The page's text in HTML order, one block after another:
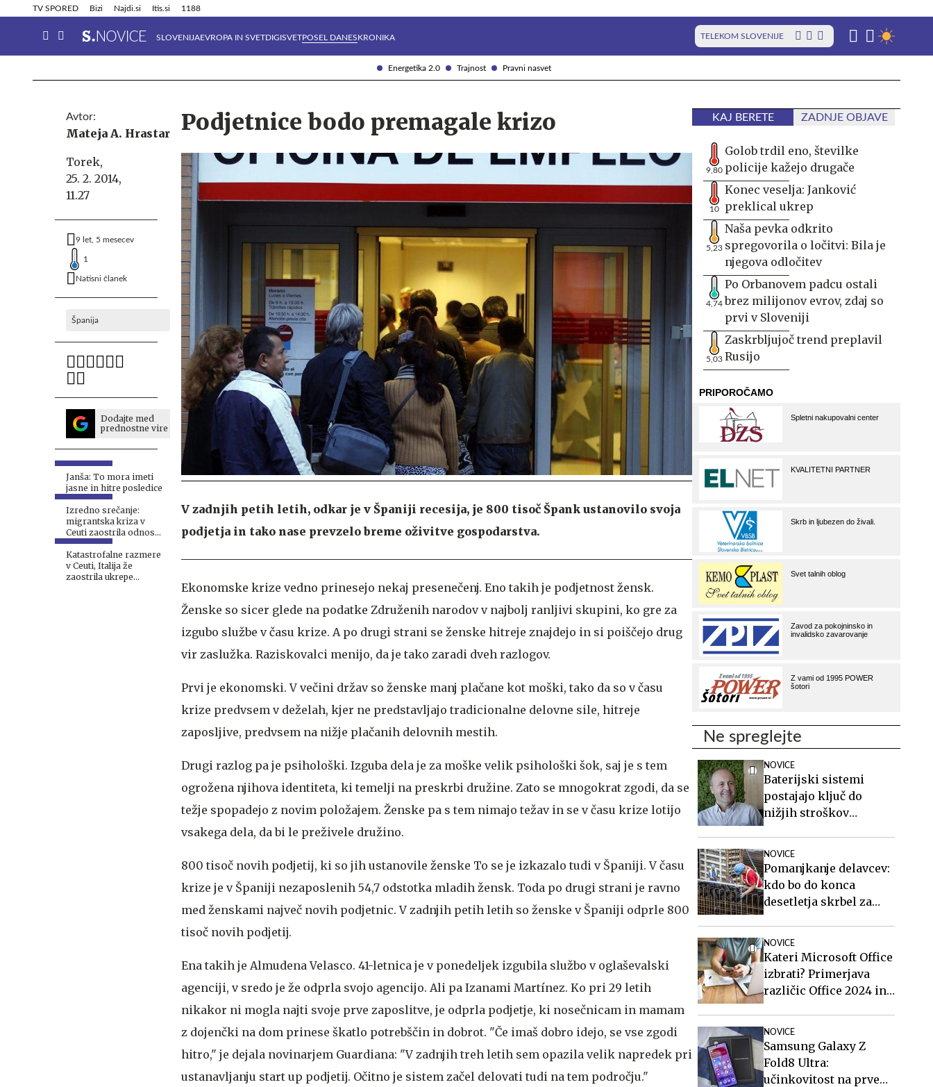
Energetika 2.0 Trajnost Pravni nasvet
TV SPORED Bizi Najdi.si Itis.si 1188
SLOVENIJAEVROPA IN SVETDIGISVETPOSEL DANESKRONIKA TELEKOM SLOVENIJE
Info in obvestila Tehnik
Avtor:
Mateja A. Hrastar
Torek,
25. 2. 2014,
11.27
9 let, 5 mesecev
1
Natisni članek
Španija
Dodajte med
prednostne vire
Janša: To mora imeti
jasne in hitre posledice
Izredno srečanje:
migrantska kriza v
Ceuti zaostrila odnose
v EU
Katastrofalne razmere
v Ceuti, Italija že
zaostrila ukrepe
Podjetnice bodo premagale krizo
V zadnjih petih letih, odkar je v Španiji recesija, je 800 tisoč Špank ustanovilo svoja
podjetja in tako nase prevzelo breme oživitve gospodarstva.
Ekonomske krize vedno prinesejo nekaj presenečenj. Eno takih je podjetnost žensk.
Ženske so sicer glede na podatke Združenih narodov v najbolj ranljivi skupini, ko gre za
izgubo službe v času krize. A po drugi strani se ženske hitreje znajdejo in si poiščejo drug
vir zaslužka. Raziskovalci menijo, da je tako zaradi dveh razlogov.
Prvi je ekonomski. V večini držav so ženske manj plačane kot moški, tako da so v času
krize predvsem v deželah, kjer ne predstavljajo tradicionalne delovne sile, hitreje
zaposljive, predvsem na nižje plačanih delovnih mestih.
Drugi razlog pa je psihološki. Izguba dela je za moške velik psihološki šok, saj je s tem
ogrožena njihova identiteta, ki temelji na preskrbi družine. Zato se mnogokrat zgodi, da se
težje spopadejo z novim položajem. Ženske pa s tem nimajo težav in se v času krize lotijo
vsakega dela, da bi le preživele družino.
800 tisoč novih podjetij, ki so jih ustanovile ženske To se je izkazalo tudi v Španiji. V času
krize je v Španiji nezaposlenih 54,7 odstotka mladih žensk. Toda po drugi strani je ravno
med ženskami največ novih podjetnic. V zadnjih petih letih so ženske v Španiji odprle 800
tisoč novih podjetij.
Ena takih je Almudena Velasco. 41-letnica je v ponedeljek izgubila službo v oglaševalski
agenciji, v sredo je že odprla svojo agencijo. Ali pa Izanami Martínez. Ko pri 29 letih
nikakor ni mogla najti svoje prve zaposlitve, je odprla podjetje, ki nosečnicam in mamam
z dojenčki na dom prinese škatlo potrebščin in dobrot. "Če imaš dobro idejo, se vse zgodi
hitro," je dejala novinarjem Guardiana: "V zadnjih treh letih sem opazila velik napredek pri
ustanavljanju start up podjetij. Očitno je sistem začel delovati tudi na tem področju."
KAJ BERETE ZADNJE OBJAVE
9,80
Golob trdil eno, številke
policije kažejo drugače
10
Konec veselja: Janković
preklical ukrep
5,23
Naša pevka odkrito
spregovorila o ločitvi: Bila je
njegova odločitev
4,74
Po Orbanovem padcu ostali
brez milijonov evrov, zdaj so
prvi v Sloveniji
5,03
Zaskrbljujoč trend preplavil
Rusijo
Ne spreglejte
NOVICE
Baterijski sistemi
postajajo ključ do
nižjih stroškov
NOVICE
Pomanjkanje delavcev:
kdo bo do konca
desetletja skrbel za
avtobuse?
NOVICE
Kateri Microsoft Office
izbrati? Primerjava
različic Office 2024 in
NOVICE
Samsung Galaxy Z
Fold8 Ultra:
učinkovitost na prvem